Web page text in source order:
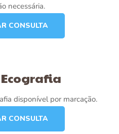
necessária.
CONSULTA
Ecografia
disponível por marcação.
CONSULTA